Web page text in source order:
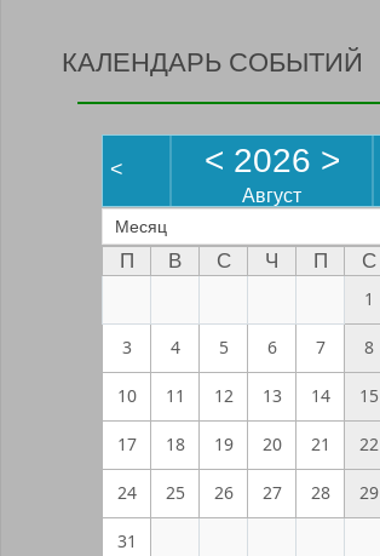
КАЛЕНДАРЬ СОБЫТИЙ
< < 2026 >
Август
Месяц
П В С Ч П С
1
3 4 5 6 7 8
10 11 12 13 14 15
17 18 19 20 21 22
24 25 26 27 28 29
31